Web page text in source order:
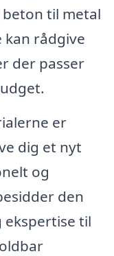
til metal
kan rådgive
der passer
er
dig et nyt
og
den
til